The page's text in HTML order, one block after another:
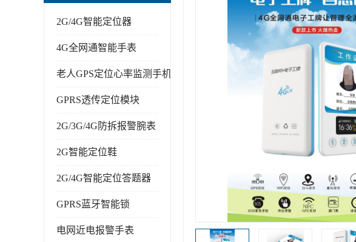
2G/4G智能定位器
4G全网通智能手表
老人GPS定位心率监测手机
GPRS透传定位模块
2G/3G/4G防拆报警腕表
2G智能定位鞋
2G/4G智能定位答题器
GPRS蓝牙智能锁
电网近电报警手表